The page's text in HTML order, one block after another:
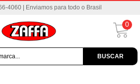
4060 | Enviamos para todo o Brasil
BUSCAR
0